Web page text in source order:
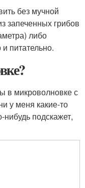
без мучной
запеченных грибов
либо
питательно.
в микроволновке с
у меня какие-то
подскажет,